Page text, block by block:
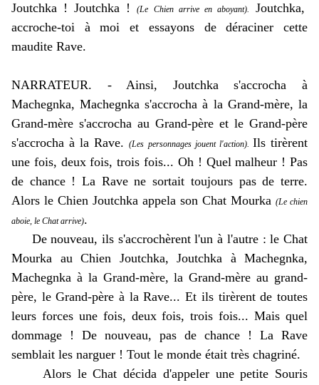
Joutchka ! Joutchka !(Le Chien arrive en aboyant).
Joutchka,
accroche-toi à moi et essayons de déraciner cette
maudite Rave.
NARRATEUR. - Ainsi, Joutchka s'accrocha à
Machegnka, Machegnka s'accrocha à la Grand-mère, la
Grand-mère s'accrocha au Grand-père et le Grand-père
s'accrocha à la Rave.(Les personnages jouent l'action). Ils tirèrent
une fois, deux fois, trois fois... Oh ! Quel malheur ! Pas
de chance ! La Rave ne sortait toujours pas de terre.
Alors le Chien Joutchka appela son Chat Mourka (Le chien
aboie, le Chat arrive).
De nouveau, ils s'accrochèrent l'un à l'autre : le Chat
Mourka au Chien Joutchka, Joutchka à Machegnka,
Machegnka à la Grand-mère, la Grand-mère au grand-
père, le Grand-père à la Rave... Et ils tirèrent de toutes
leurs forces une fois, deux fois, trois fois... Mais quel
dommage ! De nouveau, pas de chance ! La Rave
semblait les narguer ! Tout le monde était très chagriné.
Alors le Chat décida d'appeler une petite Souris